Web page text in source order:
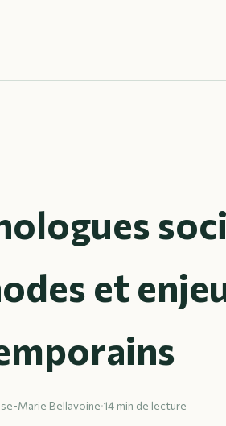
et
Marie Bellavoine·14 min de lecture